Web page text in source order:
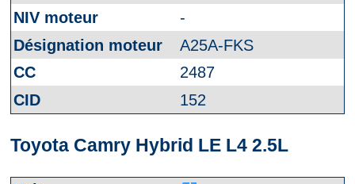
-
A25A-FKS
2487
152
Toyota Camry Hybrid LE L4 2.5L